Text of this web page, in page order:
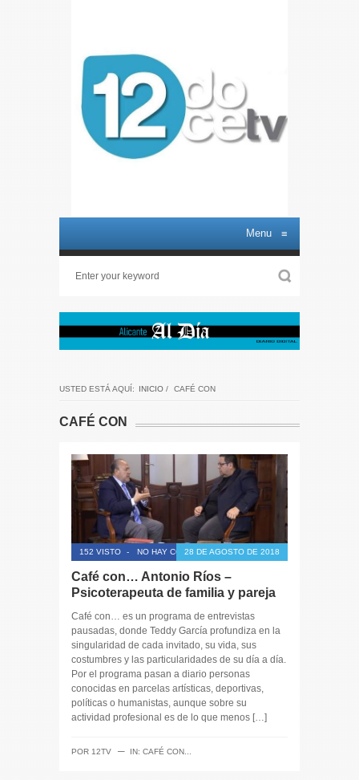
Menu ≡
USTED ESTÁ AQUÍ: INICIO / CAFÉ CON
CAFÉ CON
152 VISTO - NO HAY COMENTARIOS28 DE AGOSTO DE 2018
Café con… Antonio Ríos –
Psicoterapeuta de familia y pareja
Café con… es un programa de entrevistas
pausadas, donde Teddy García profundiza en la
singularidad de cada invitado, su vida, sus
costumbres y las particularidades de su día a día.
Por el programa pasan a diario personas
conocidas en parcelas artísticas, deportivas,
políticas o humanistas, aunque sobre su
actividad profesional es de lo que menos […]
POR 12TV ─ IN: CAFÉ CON...